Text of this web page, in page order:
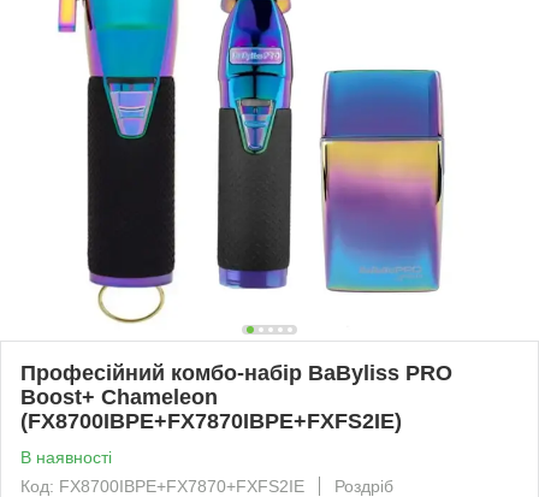
Професійний комбо-набір BaByliss PRO
Boost+ Chameleon
(FX8700IBPE+FX7870IBPE+FXFS2IE)
В наявності
Код: FX8700IBPE+FX7870+FXFS2IE
Роздріб